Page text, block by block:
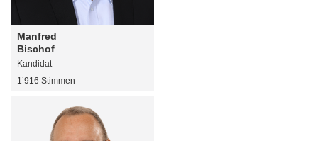
Manfred
Bischof
Kandidat
1’916 Stimmen